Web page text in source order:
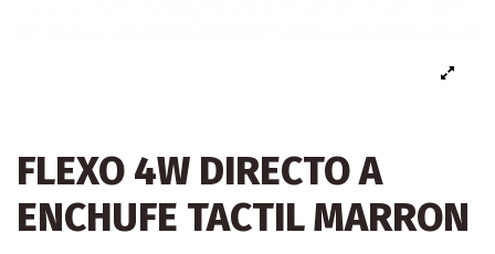
FLEXO 4W DIRECTO A
ENCHUFE TACTIL MARRON